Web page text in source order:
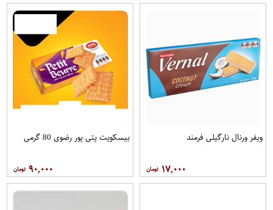
ویفر ورنال نارگیلی فرمند
۱۷,۰۰۰
بیسکویت پتی پور رضوی 80 گرمی
۹۰,۰۰۰